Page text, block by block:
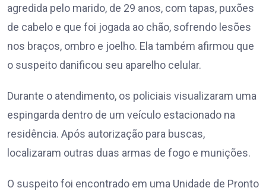
agredida pelo marido, de 29 anos, com tapas, puxões
de cabelo e que foi jogada ao chão, sofrendo lesões
nos braços, ombro e joelho. Ela também afirmou que
o suspeito danificou seu aparelho celular.
Durante o atendimento, os policiais visualizaram uma
espingarda dentro de um veículo estacionado na
residência. Após autorização para buscas,
localizaram outras duas armas de fogo e munições.
O suspeito foi encontrado em uma Unidade de Pronto